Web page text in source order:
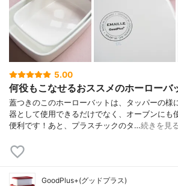
5.00
何役もこなせるおススメのホーローバ
蓋つきのこのホーローバットは、タッパーの様
器として使用できるだけでなく、オーブンにも
便利です！あと、プラスチックのタ…続きを見
GoodPlus+(グッドプラス)